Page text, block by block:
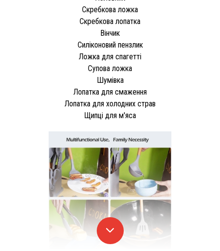
Скребкова ложка
Скребкова лопатка
Вінчик
Силіконовий пензлик
Ложка для спагетті
Супова ложка
Шумівка
Лопатка для смаження
Лопатка для холодних страв
Щипці для м'яса